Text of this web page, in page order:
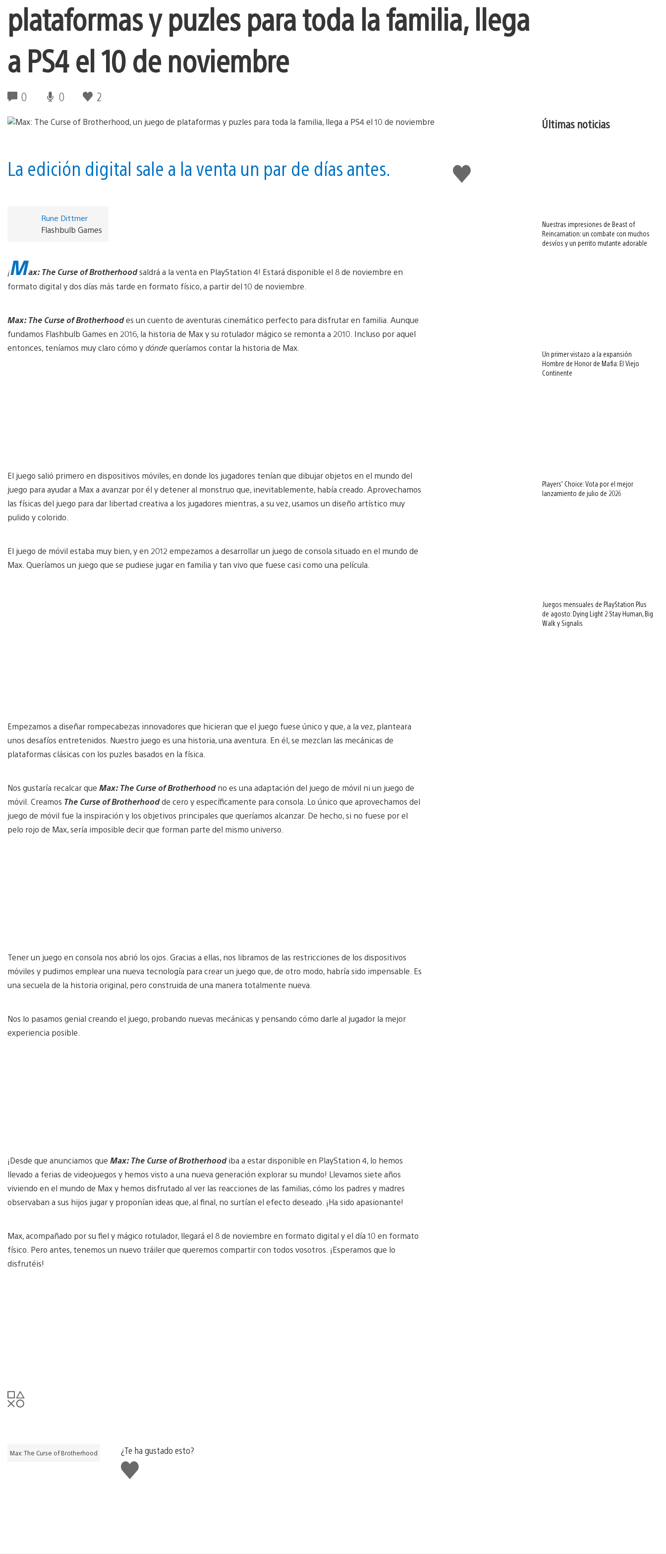
plataformas y puzles para toda la familia, llega
a PS4 el 10 de noviembre
0 0 2
Me
gusta
La edición digital sale a la venta un par de días antes.
Rune Dittmer
Flashbulb Games
¡Max: The Curse of Brotherhoodsaldrá a la venta en PlayStation 4! Estará disponible el 8 de noviembre en
formato digital y dos días más tarde en formato físico, a partir del 10 de noviembre.
Max: The Curse of Brotherhoodes un cuento de aventuras cinemático perfecto para disfrutar en familia. Aunque
fundamos Flashbulb Games en 2016, la historia de Max y su rotulador mágico se remonta a 2010. Incluso por aquel
entonces, teníamos muy claro cómo y dóndequeríamos contar la historia de Max.
El juego salió primero en dispositivos móviles, en donde los jugadores tenían que dibujar objetos en el mundo del
juego para ayudar a Max a avanzar por él y detener al monstruo que, inevitablemente, había creado. Aprovechamos
las físicas del juego para dar libertad creativa a los jugadores mientras, a su vez, usamos un diseño artístico muy
pulido y colorido.
El juego de móvil estaba muy bien, y en 2012 empezamos a desarrollar un juego de consola situado en el mundo de
Max. Queríamos un juego que se pudiese jugar en familia y tan vivo que fuese casi como una película.
Empezamos a diseñar rompecabezas innovadores que hicieran que el juego fuese único y que, a la vez, planteara
unos desafíos entretenidos. Nuestro juego es una historia, una aventura. En él, se mezclan las mecánicas de
plataformas clásicas con los puzles basados en la física.
Nos gustaría recalcar que Max: The Curse of Brotherhood no es una adaptación del juego de móvil ni un juego de
móvil. Creamos The Curse of Brotherhoodde cero y específicamente para consola. Lo único que aprovechamos del
juego de móvil fue la inspiración y los objetivos principales que queríamos alcanzar. De hecho, si no fuese por el
pelo rojo de Max, sería imposible decir que forman parte del mismo universo.
Tener un juego en consola nos abrió los ojos. Gracias a ellas, nos libramos de las restricciones de los dispositivos
móviles y pudimos emplear una nueva tecnología para crear un juego que, de otro modo, habría sido impensable. Es
una secuela de la historia original, pero construida de una manera totalmente nueva.
Nos lo pasamos genial creando el juego, probando nuevas mecánicas y pensando cómo darle al jugador la mejor
experiencia posible.
¡Desde que anunciamos que Max: The Curse of Brotherhoodiba a estar disponible en PlayStation 4, lo hemos
llevado a ferias de videojuegos y hemos visto a una nueva generación explorar su mundo! Llevamos siete años
viviendo en el mundo de Max y hemos disfrutado al ver las reacciones de las familias, cómo los padres y madres
observaban a sus hijos jugar y proponían ideas que, al final, no surtían el efecto deseado. ¡Ha sido apasionante!
Max, acompañado por su fiel y mágico rotulador, llegará el 8 de noviembre en formato digital y el día 10 en formato
físico. Pero antes, tenemos un nuevo tráiler que queremos compartir con todos vosotros. ¡Esperamos que lo
disfrutéis!
Max: The Curse of Brotherhood
¿Te ha gustado esto?
Me
gusta
Últimas noticias
Nuestras impresiones de Beast of
Reincarnation: un combate con muchos
desvíos y un perrito mutante adorable
Un primer vistazo a la expansión
Hombre de Honor de Mafia: El Viejo
Continente
Players’ Choice: Vota por el mejor
lanzamiento de julio de 2026
Juegos mensuales de PlayStation Plus
de agosto: Dying Light 2 Stay Human, Big
Walk y Signalis